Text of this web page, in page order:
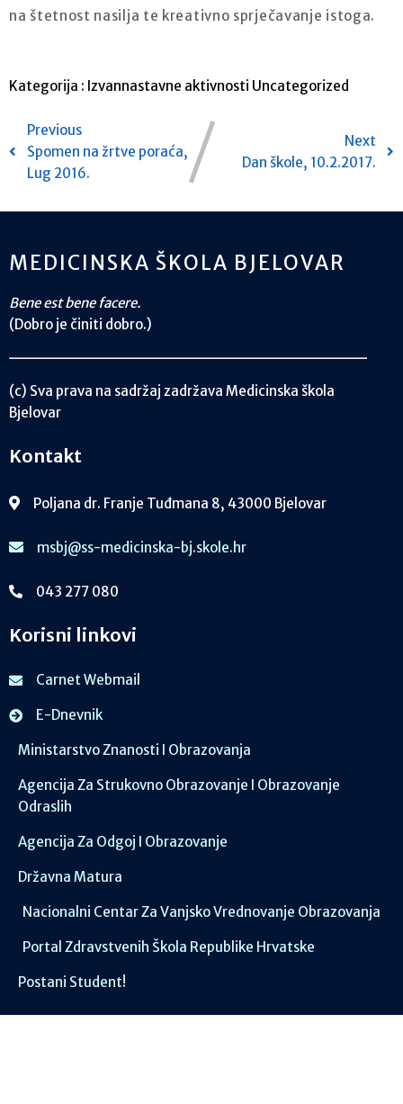
na štetnost nasilja te kreativno sprječavanje istoga.
Kategorija : Izvannastavne aktivnosti Uncategorized
Previous
Spomen na žrtve poraća,
Lug 2016.
Next
Dan škole, 10.2.2017.
MEDICINSKA ŠKOLA BJELOVAR
Bene est bene facere.
(Dobro je činiti dobro.)
(c) Sva prava na sadržaj zadržava Medicinska škola
Bjelovar
Kontakt
Poljana dr. Franje Tuđmana 8, 43000 Bjelovar
msbj@ss-medicinska-bj.skole.hr
043 277 080
Korisni linkovi
Carnet Webmail
E-Dnevnik
Ministarstvo Znanosti I Obrazovanja
Agencija Za Strukovno Obrazovanje I Obrazovanje
Odraslih
Agencija Za Odgoj I Obrazovanje
Državna Matura
Nacionalni Centar Za Vanjsko Vrednovanje Obrazovanja
Portal Zdravstvenih Škola Republike Hrvatske
Postani Student!